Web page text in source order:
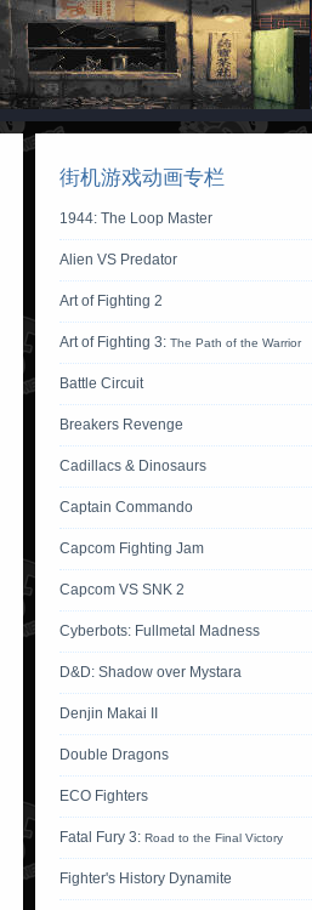
街机游戏动画专栏
1944: The Loop Master
Alien VS Predator
Art of Fighting 2
Art of Fighting 3: The Path of the Warrior
Battle Circuit
Breakers Revenge
Cadillacs & Dinosaurs
Captain Commando
Capcom Fighting Jam
Capcom VS SNK 2
Cyberbots: Fullmetal Madness
D&D: Shadow over Mystara
Denjin Makai II
Double Dragons
ECO Fighters
Fatal Fury 3: Road to the Final Victory
Fighter's History Dynamite